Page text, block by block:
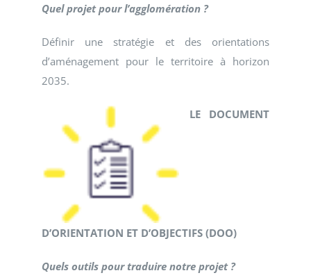
Quel projet pour l’agglomération ?
Définir une stratégie et des orientations
d’aménagement pour le territoire à horizon
2035.
LE DOCUMENT
D’ORIENTATION ET D’OBJECTIFS (DOO)
Quels outils pour traduire notre projet ?